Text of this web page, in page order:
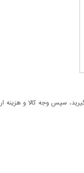
سپس وجه کالا و هزینه